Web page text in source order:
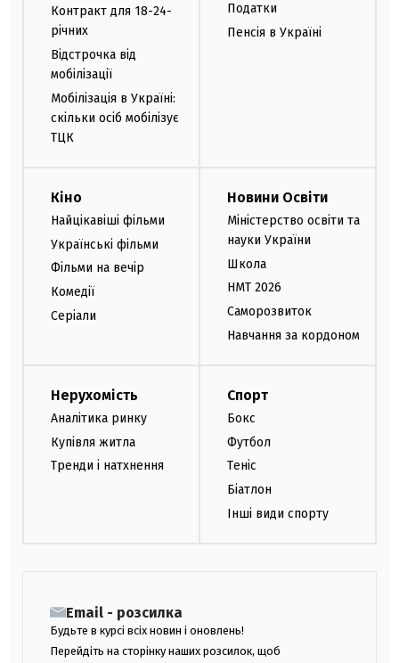
Контракт для 18-24-
річних
Відстрочка від
мобілізації
Мобілізація в Україні:
скільки осіб мобілізує
ТЦК
Податки
Пенсія в Україні
Кіно
Найцікавіші фільми
Українські фільми
Фільми на вечір
Комедії
Серіали
Новини Освіти
Міністерство освіти та
науки України
Школа
НМТ 2026
Саморозвиток
Навчання за кордоном
Нерухомість
Аналітика ринку
Купівля житла
Тренди і натхнення
Спорт
Бокс
Футбол
Теніс
Біатлон
Інші види спорту
Email - розсилка
Будьте в курсі всіх новин і оновлень!
Перейдіть на сторінку наших розсилок, щоб